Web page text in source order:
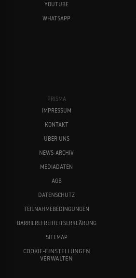
YOUTUBE
WHATSAPP
PRISMA
IMPRESSUM
KONTAKT
ÜBER UNS
NEWS-ARCHIV
MEDIADATEN
AGB
DATENSCHUTZ
TEILNAHMEBEDINGUNGEN
BARRIEREFREIHEITSERKLÄRUNG
SITEMAP
COOKIE-EINSTELLUNGEN
VERWALTEN